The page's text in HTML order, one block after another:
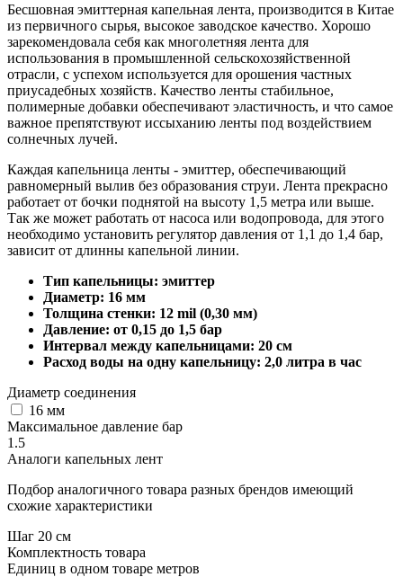
Бесшовная эмиттерная капельная лента, производится в Китае
из первичного сырья, высокое заводское качество. Хорошо
зарекомендовала себя как многолетняя лента для
использования в промышленной сельскохозяйственной
отрасли, с успехом используется для орошения частных
приусадебных хозяйств. Качество ленты стабильное,
полимерные добавки обеспечивают эластичность, и что самое
важное препятствуют иссыханию ленты под воздействием
солнечных лучей.
Каждая капельница ленты - эмиттер, обеспечивающий
равномерный вылив без образования струи. Лента прекрасно
работает от бочки поднятой на высоту 1,5 метра или выше.
Так же может работать от насоса или водопровода, для этого
необходимо установить регулятор давления от 1,1 до 1,4 бар,
зависит от длинны капельной линии.
Тип капельницы: эмиттер
Диаметр: 16 мм
Толщина стенки: 12 mil (0,30 мм)
Давление: от 0,15 до 1,5 бар
Интервал между капельницами: 20 см
Расход воды на одну капельницу: 2,0 литра в час
Диаметр соединения
16 мм
Максимальное давление бар
1.5
Аналоги капельных лент
Подбор аналогичного товара разных брендов имеющий
схожие характеристики
Шаг 20 см
Комплектность товара
Единиц в одном товаре метров